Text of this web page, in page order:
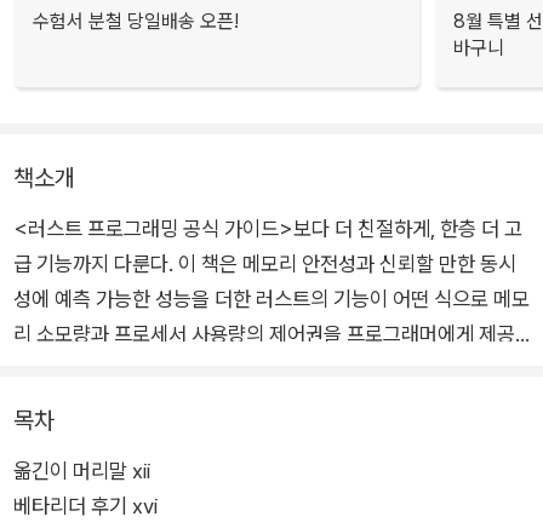
수험서 분철 당일배송 오픈!
8월 특별
바구니
책소개
<러스트 프로그래밍 공식 가이드>보다 더 친절하게, 한층 더 고
급 기능까지 다룬다. 이 책은 메모리 안전성과 신뢰할 만한 동시
성에 예측 가능한 성능을 더한 러스트의 기능이 어떤 식으로 메모
리 소모량과 프로세서 사용량의 제어권을 프로그래머에게 제공
인 가이드를 통해서 러스트로 성능과 안전성 사이의 간극을 성공
적으로 메우는 법을 배울 수 있을 것이다.
목차
옮긴이 머리말 xii
베타리더 후기 xvi